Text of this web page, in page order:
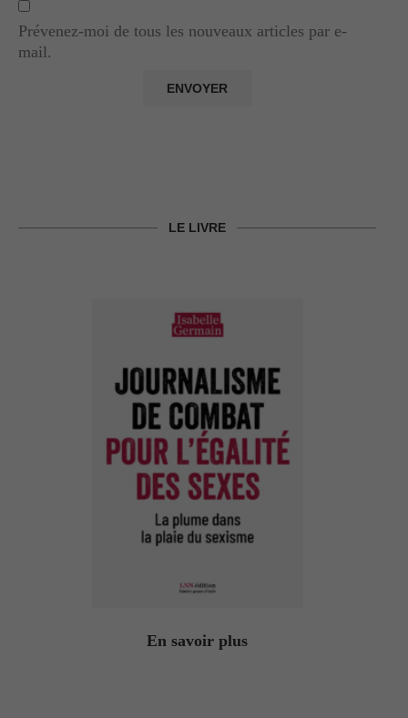
Prévenez-moi de tous les nouveaux articles par e-
mail.
LE LIVRE
En savoir plus